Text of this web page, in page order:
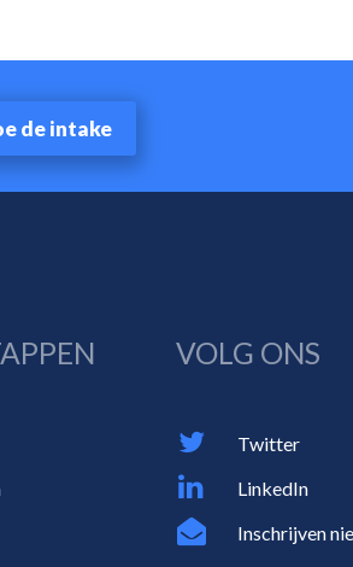
de intake
VOLG ONS
Twitter
LinkedIn
Inschrijven